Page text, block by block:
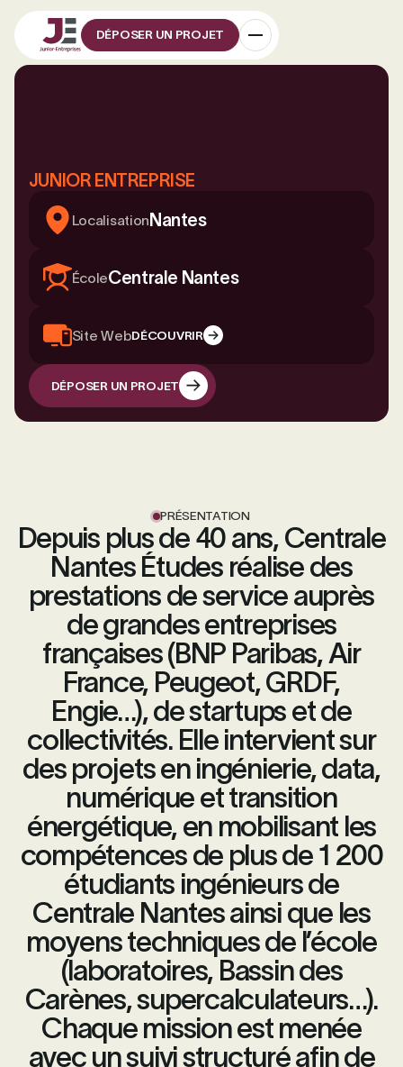
DÉPOSER UN PROJET
JUNIOR ENTREPRISE
Localisation Nantes
ÉcoleCentrale Nantes
Site WebDÉCOUVRIR
DÉPOSER UN PROJET
PRÉSENTATION
Depuis plus de 40 ans, Centrale
Nantes Études réalise des
prestations de service auprès
de grandes entreprises
françaises (BNP Paribas, Air
France, Peugeot, GRDF,
Engie…), de startups et de
collectivités. Elle intervient sur
des projets en ingénierie, data,
numérique et transition
énergétique, en mobilisant les
compétences de plus de 1 200
étudiants ingénieurs de
Centrale Nantes ainsi que les
moyens techniques de l’école
(laboratoires, Bassin des
Carènes, supercalculateurs…).
Chaque mission est menée
avec un suivi structuré afin de